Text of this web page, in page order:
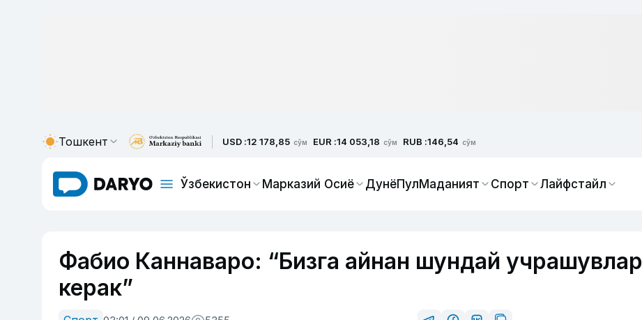
Тошкент USD :12 178,85 сўм EUR :14 053,18 сўм RUB :146,54 сўм
Ўзбекистон Марказий Осиё ДунёПулМаданият Спорт Лайфстайл
Фабио Каннаваро: “Бизга айнан шундай учрашувлар
керак”